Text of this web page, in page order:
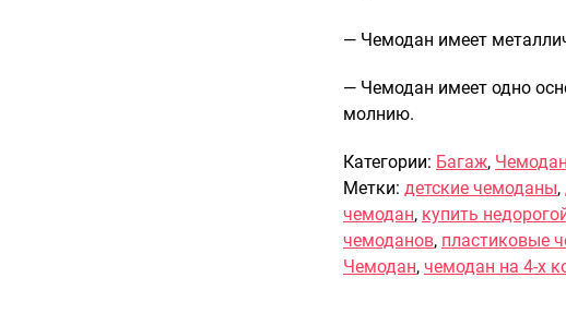
— Чемодан имеет
— Чемодан имеет одно
молнию.
Категории: Багаж,
Метки: детские чемоданы,
чемодан, купить
чемоданов, пластиковые
Чемодан, чемодан на 4-х